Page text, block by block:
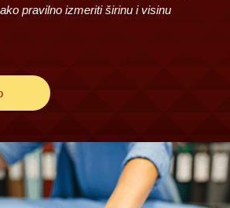
pravilno izmeriti širinu i visinu